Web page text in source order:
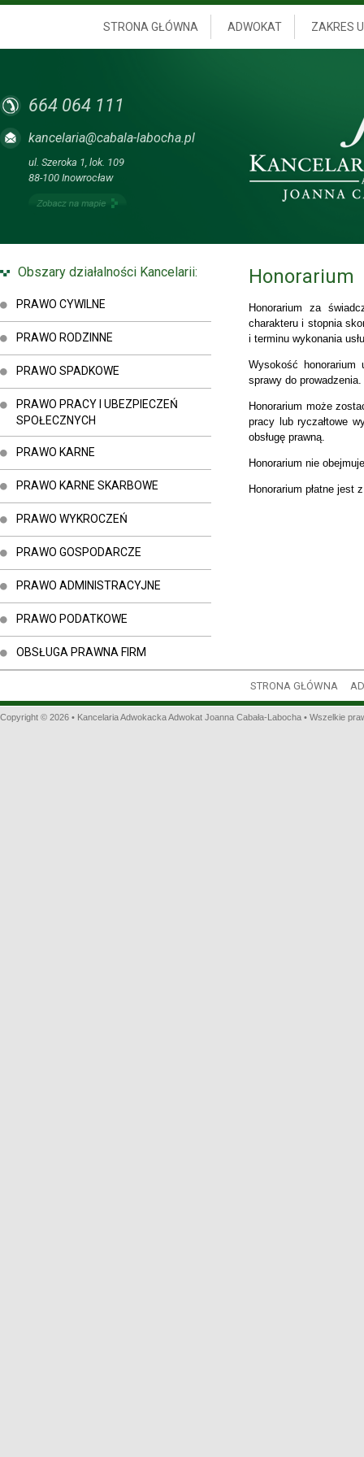
STRONA GŁÓWNA ADWOKAT ZAKRES
664 064 111
kancelaria@cabala-labocha.pl
ul. Szeroka 1, lok. 109
88-100 Inowrocław
Obszary działalności Kancelarii:
PRAWO CYWILNE
PRAWO RODZINNE
PRAWO SPADKOWE
PRAWO PRACY I UBEZPIECZEŃ
SPOŁECZNYCH
PRAWO KARNE
PRAWO KARNE SKARBOWE
PRAWO WYKROCZEŃ
PRAWO GOSPODARCZE
PRAWO ADMINISTRACYJNE
PRAWO PODATKOWE
OBSŁUGA PRAWNA FIRM
Honorarium
Honorarium za
charakteru i stopnia
i terminu wykonania
Wysokość honorarium
sprawy do prowadzenia.
Honorarium może
pracy lub ryczałtowe
obsługę prawną.
Honorarium nie
Honorarium płatne jest
STRONA GŁÓWNA
Copyright © 2026 • Kancelaria Adwokacka Adwokat Joanna Cabała-Labocha • Wszelkie